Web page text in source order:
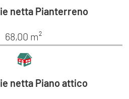
netta Pianterreno
68,00 m²
netta Piano attico